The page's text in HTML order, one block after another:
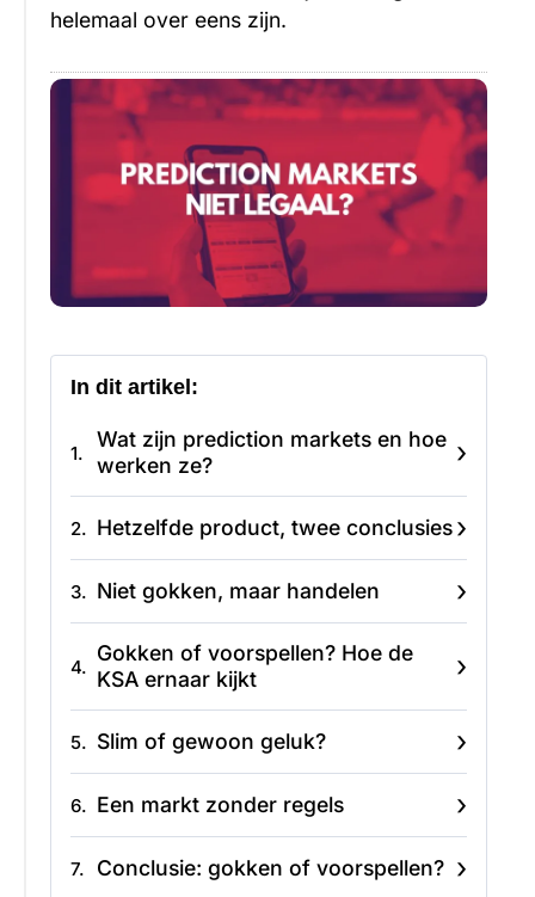
helemaal over eens zijn.
In dit artikel:
1.
Wat zijn prediction markets en hoe
werken ze?
›
2. Hetzelfde product, twee conclusies›
3. Niet gokken, maar handelen ›
4.
Gokken of voorspellen? Hoe de
KSA ernaar kijkt
›
5. Slim of gewoon geluk? ›
6. Een markt zonder regels ›
7. Conclusie: gokken of voorspellen? ›